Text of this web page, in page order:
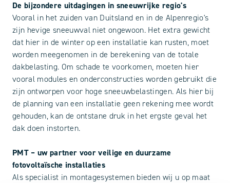
De bijzondere uitdagingen in sneeuwrijke regio's
Vooral in het zuiden van Duitsland en in de Alpenregio's
zijn hevige sneeuwval niet ongewoon. Het extra gewicht
dat hier in de winter op een installatie kan rusten, moet
worden meegenomen in de berekening van de totale
dakbelasting. Om schade te voorkomen, moeten hier
vooral modules en onderconstructies worden gebruikt die
zijn ontworpen voor hoge sneeuwbelastingen. Als hier bij
de planning van een installatie geen rekening mee wordt
gehouden, kan de ontstane druk in het ergste geval het
dak doen instorten.
PMT – uw partner voor veilige en duurzame
fotovoltaïsche installaties
Als specialist in montagesystemen bieden wij u op maat